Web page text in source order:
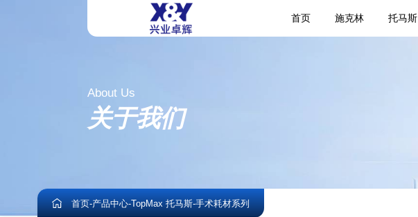
首页 施克林 托马斯
About Us
关于我们
首页-产品中心-TopMax 托马斯-手术耗材系列